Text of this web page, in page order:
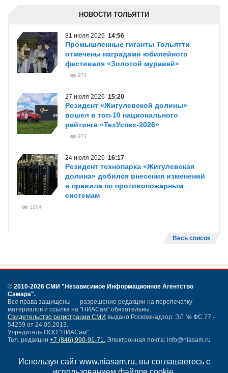
Используя сайт www.niasam.ru, вы соглашаетесь с
НОВОСТИ ТОЛЬЯТТИ
31 июля 2026 14:56
Промышленные гиганты Тольятти
отмечены наградами юбилейного
фестиваля «Золотой муравей»
974
27 июля 2026 15:20
Резидент «Жигулевской долины»
вошел в топ-10 национального
рейтинга «ТехУспех-2026»
971
24 июля 2026 16:17
Резидент технопарка «Жигулевская
долина» добился внесения изменений
в правила по противопожарным
системам
1204
Весь список
© 2010-2026 СМИ "Независимое Информационное Агентство
Самара".
Все права защищены — разрешение редакции на перепечатку
материалов и ссылка на "НИАСам" обязательны.
Свидетельство регистрации СМИ выдано Роскомнадзор: ЭЛ № ФС 77 -
54259 от 24.05.2013.
Учредитель ООО "НИАСам".
Тел. редакции +7 (846) 990-91-71. Электронная почта: info@niasam.ru
Карта сайта